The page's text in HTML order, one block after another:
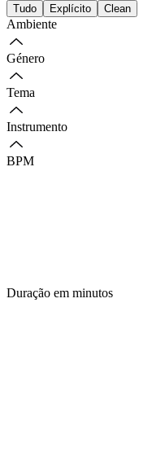
Tudo Explícito Clean
Ambiente
Género
Tema
Instrumento
BPM
Duração em minutos